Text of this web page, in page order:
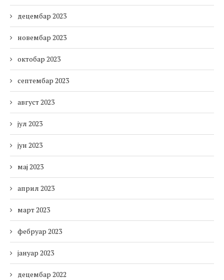
децембар 2023
новембар 2023
октобар 2023
септембар 2023
август 2023
јул 2023
јун 2023
мај 2023
април 2023
март 2023
фебруар 2023
јануар 2023
децембар 2022